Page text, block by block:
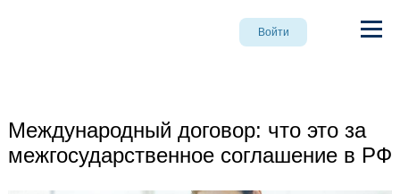
Войти
Международный договор: что это за
межгосударственное соглашение в РФ